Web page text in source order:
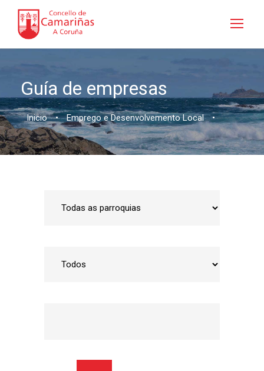
Guía de empresas
Inicio • Emprego e Desenvolvemento Local •